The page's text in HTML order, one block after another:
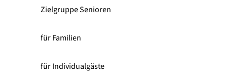
Zielgruppe Senioren
für Familien
für Individualgäste